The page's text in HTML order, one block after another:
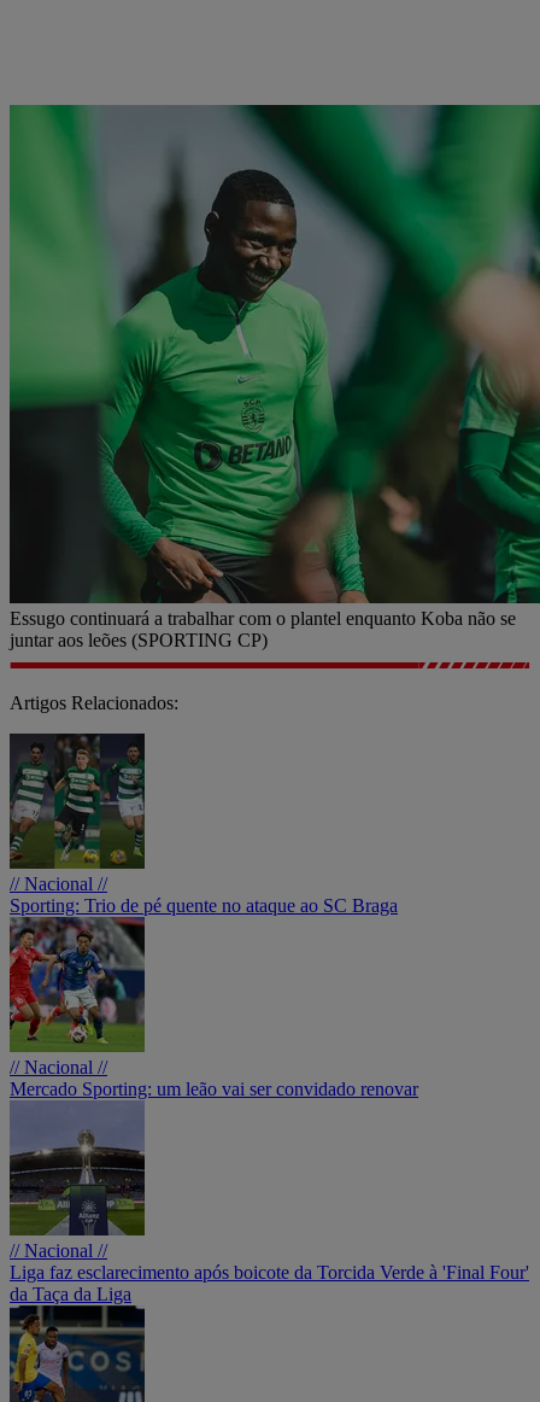
Essugo continuará a trabalhar com o plantel enquanto Koba não se
juntar aos leões (SPORTING CP)
Artigos Relacionados:
// Nacional //
Sporting: Trio de pé quente no ataque ao SC Braga
// Nacional //
Mercado Sporting: um leão vai ser convidado renovar
// Nacional //
Liga faz esclarecimento após boicote da Torcida Verde à 'Final Four'
da Taça da Liga